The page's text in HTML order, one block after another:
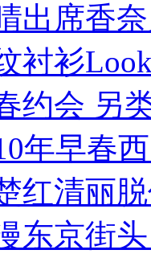
出席香
衬衫
约会 另
年早春
红清丽
东京街